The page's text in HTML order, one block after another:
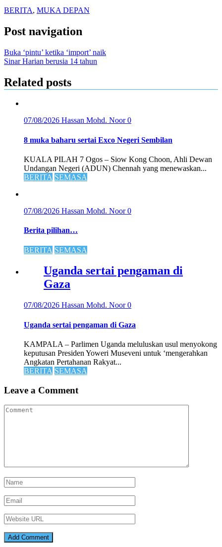
BERITA, MUKA DEPAN
Post navigation
Buka ‘pintu’ ketika ‘import’ naik
Sinar Harian berusia 14 tahun
Related posts
07/08/2026 Hassan Mohd. Noor0
8 muka baharu sertai Exco Negeri Sembilan
KUALA PILAH 7 Ogos – Siow Kong Choon, Ahli Dewan
Undangan Negeri (ADUN) Chennah yang menewaskan...
BERITA SEMASA
07/08/2026 Hassan Mohd. Noor0
Berita pilihan…
BERITA SEMASA
Uganda sertai pengaman di
Gaza
07/08/2026 Hassan Mohd. Noor0
Uganda sertai pengaman di Gaza
KAMPALA – Parlimen Uganda meluluskan usul menyokong
keputusan Presiden Yoweri Museveni untuk ‘mengerahkan
Angkatan Pertahanan Rakyat...
BERITA SEMASA
Leave a Comment